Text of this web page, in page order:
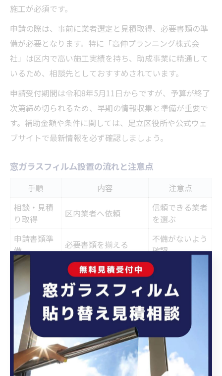
施工が必須です。
申請の際は、事前に業者選定と見積取得、必要書類の準
備が必要となります。特に「高伸プランニング株式会
社」は区内で高い施工実績を持ち、助成事業に精通して
いるため、相談先としておすすめされています。
申請受付期間は令和8年5月11日からですが、予算が終了
次第締め切られるため、早期の情報収集と準備が重要で
す。補助金額や条件に関しては、足立区役所や公式ウェ
ブサイトで最新情報を必ず確認しましょう。
窓ガラスフィルム設置の流れと注意点
手順 内容
注意点
相談・見積
り取得
区内業者へ依頼
信頼できる業者
を選ぶ
申請書類準
備
必要書類を揃える
不備がないよう
確認
足立区への
申請
審査を受ける
期間と予算上限
を確認
施工
CPマーク付き防犯フ
ィルム施工
区内業者が必須
窓ガラスフィルム設置の一般的な流れは、まず区内業者
への相談・見積取得、必要書類の準備、足立区への申
請、審査後の施工、施工完了後の報告・補助金受領とな